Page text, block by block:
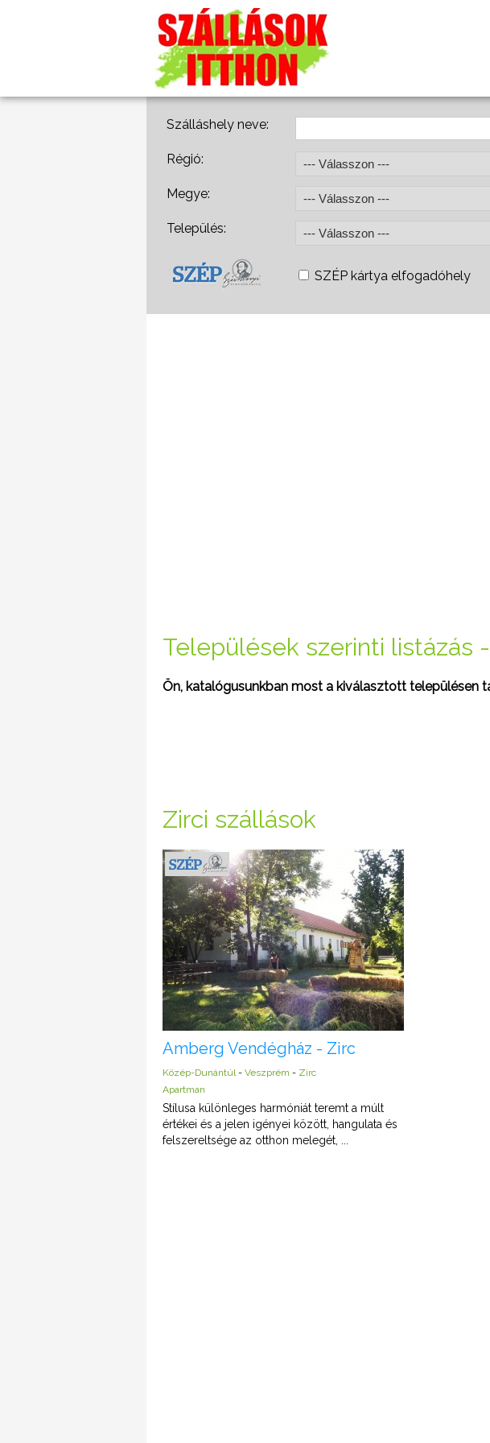
Szálláshely neve:
Régió:
Megye:
Település:
SZÉP kártya elfogadóhely
Települések szerinti listázás
Ön, katalógusunkban most a kiválasztott településen
Zirci szállások
Amberg Vendégház - Zirc
Közép-Dunántúl- Veszprém - Zirc
Apartman
Stílusa különleges harmóniát teremt a múlt
értékei és a jelen igényei között, hangulata és
felszereltsége az otthon melegét, ...